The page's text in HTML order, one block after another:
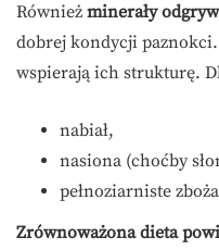
Również minerały
dobrej kondycji paznokci.
wspierają ich strukturę.
nabiał,
nasiona (choćby
pełnoziarniste
Zrównoważona dieta